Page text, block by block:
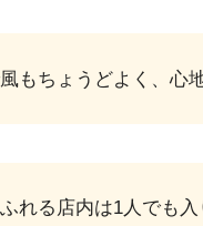
もちょうどよく、心
れる店内は1人でも